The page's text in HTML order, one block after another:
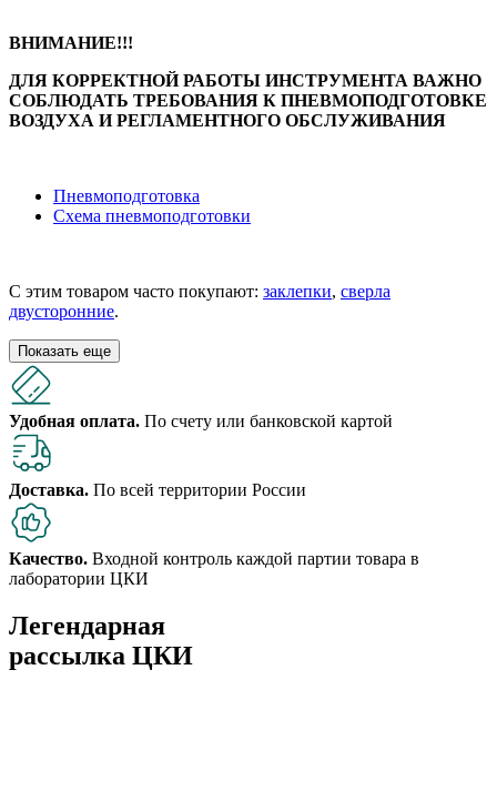
ВНИМАНИЕ!!!
ДЛЯ КОРРЕКТНОЙ РАБОТЫ ИНСТРУМЕНТА ВАЖНО
СОБЛЮДАТЬ ТРЕБОВАНИЯ К ПНЕВМОПОДГОТОВКЕ
ВОЗДУХА И РЕГЛАМЕНТНОГО ОБСЛУЖИВАНИЯ
Пневмоподготовка
Схема пневмоподготовки
С этим товаром часто покупают: заклепки, сверла
двусторонние.
Показать еще
Удобная оплата. По счету или банковской картой
Доставка. По всей территории России
Качество. Входной контроль каждой партии товара в
лаборатории ЦКИ
Легендарная
рассылка ЦКИ